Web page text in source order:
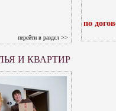
перейти в раздел >>
по
И КВАРТИР